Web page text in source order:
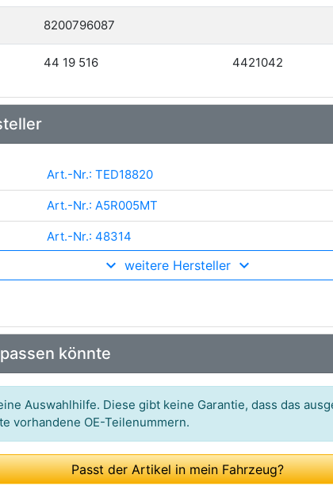
8200796087
44 19 516 4421042
Art.-Nr.: TED18820
Art.-Nr.: A5R005MT
Art.-Nr.: 48314
Art.-Nr.: 32759
Art.-Nr.: 2654061
Art.-Nr.: 6.11350
Art.-Nr.: 33319
Art.-Nr.: 157796
Art.-Nr.: 56185
weitere Hersteller
könnte
Auswahlhilfe. Diese gibt keine Garantie, dass das
vorhandene OE-Teilenummern.
Passt der Artikel in mein Fahrzeug?